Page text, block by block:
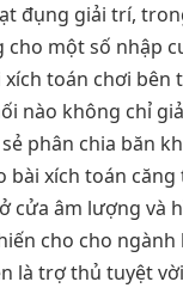
đụng giải trí,
cho một số nhập
xích toán chơi bên
nào không chỉ
phân chia băn
bài xích toán căng
cửa âm lượng và
cho cho ngành
là trợ thủ tuyệt